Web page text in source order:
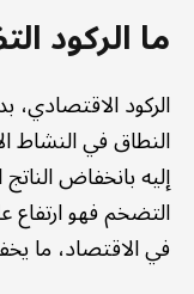
ما الركود
الركود
النطاق في النشاط
إليه بانخفاض
التضخم فهو
في الاقتصاد، ما